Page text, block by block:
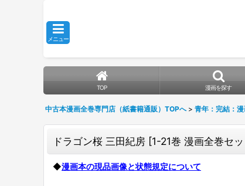
メニュー
TOP 漫画を探す
中古本漫画全巻専門店（紙書籍通販）TOPへ > 青年：完結：
ドラゴン桜 三田紀房 [1-21巻 漫画全巻セ
◆漫画本の現品画像と状態規定について